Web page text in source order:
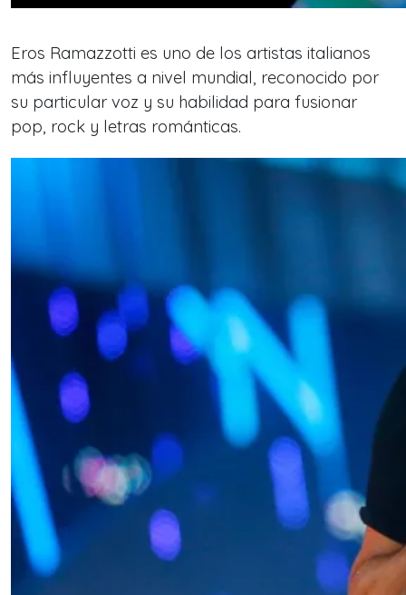
Eros Ramazzotti es uno de los artistas italianos
más influyentes a nivel mundial, reconocido por
su particular voz y su habilidad para fusionar
pop, rock y letras románticas.